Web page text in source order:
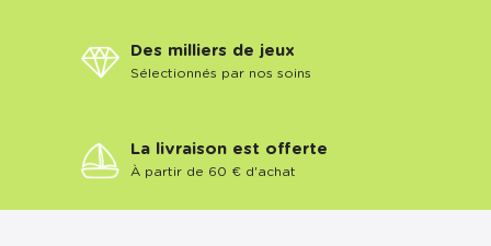
Des milliers de jeux
Sélectionnés par nos soins
La livraison est offerte
À partir de 60 € d'achat